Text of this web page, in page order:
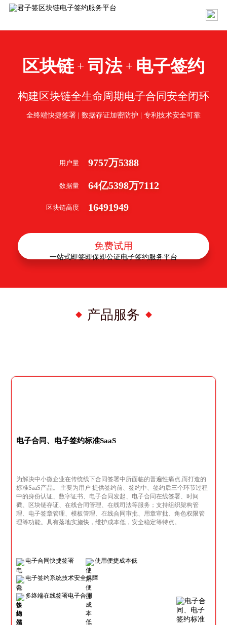
区块链 + 司法 + 电子签约
构建区块链全生命周期电子合同安全闭环
全终端快捷签署 | 数据存证加密防护 | 专利技术安全可靠
用户量 9757万5388
数据量 64亿5398万7112
区块链高度 16491949
免费试用
产品服务
一站式即签即保即公证电子签约服务平台
电子合同、电子签约标准SaaS
为解决中小微企业在传统线下合同签署中所面临的普遍性痛点,而打造的
标准SaaS产品。 主要为用户 提供签约前、签约中、签约后三个环节过程
中的身份认证、数字证书、电子合同发起、电子合同在线签署、时间
戳、区块链存证、在线合同管理、在线司法等服务；支持组织架构管
理、电子签章管理、模板管理、在线合同审批、用章审批、角色权限管
理等功能。具有落地实施快，维护成本低，安全稳定等特点。
电子合同快捷签署 使用便捷成本低
电子签约系统技术安全保障
多终端在线签署电子合同